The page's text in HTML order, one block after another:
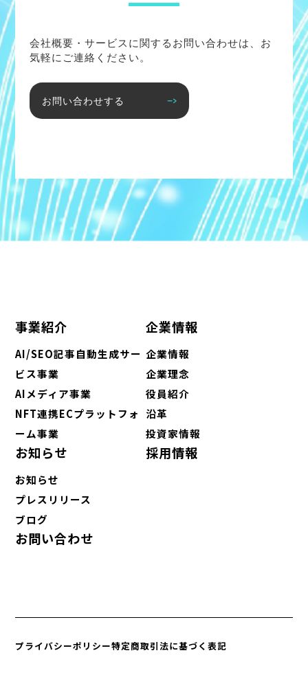
会社概要・サービスに関するお問い合わせは、お
気軽にご連絡ください。
お問い合わせする
事業紹介
AI/SEO記事自動生成サー
ビス事業
AIメディア事業
NFT連携ECプラットフォ
ーム事業
企業情報
企業情報
企業理念
役員紹介
沿革
投資家情報
お知らせ
お知らせ
プレスリリース
ブログ
採用情報
お問い合わせ
プライバシーポリシー特定商取引法に基づく表記